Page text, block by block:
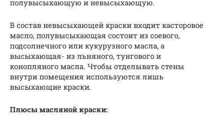
полувысыхающую и невысыхающую.
В состав невысыхающей краски входит касторовое
масло, полувысыхающая состоит из соевого,
подсолнечного или кукурузного масла, а
высыхающая- из льняного, тунгового и
конопляного масла. Чтобы отделывать стены
внутри помещения используются лишь
высыхающие краски.
Плюсы масляной краски: